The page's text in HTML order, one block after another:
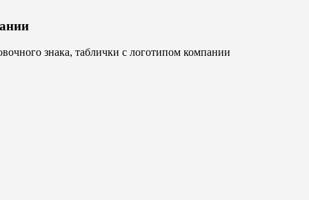
знака, таблички с логотипом компании